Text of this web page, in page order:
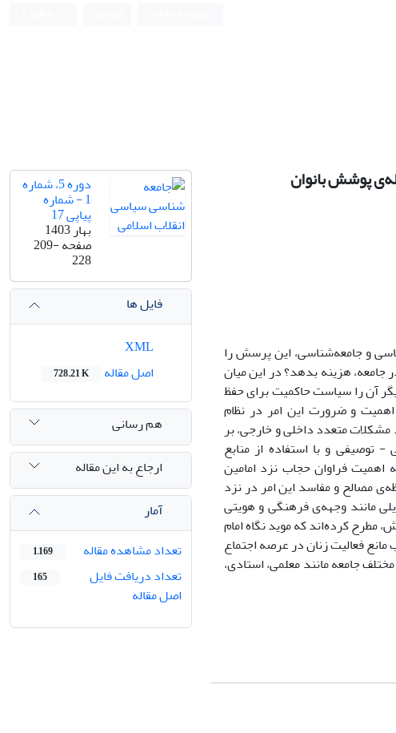
پوشش بانوان
مسائل سیاسی و جامعه‌شناسی، این پرسش را
جامعه، هزینه بدهد؟ در این میان
آن را سیاست حاکمیت برای حفظ
و ضرورت این امر در نظام
متعدد داخلی و خارجی، بر
توصیفی و با استفاده از منابع
اهمیت فراوان حجاب نزد امامین
مصالح و مفاسد این امر در نزد
مانند وجهه‌ی فرهنگی و هویتی
کرده‌اند که موید نگاه امام
فعالیت زنان در عرصه اجتماع
جامعه مانند معلمی، استادی،
دوره 5، شماره
1 - شماره
پیاپی 17
بهار 1403
صفحه209-
228
فایل ها
اصل مقاله
728.21 K
هم رسانی
ارجاع به این مقاله
آمار
تعداد مشاهده مقاله
1,169
تعداد دریافت فایل
اصل مقاله
165